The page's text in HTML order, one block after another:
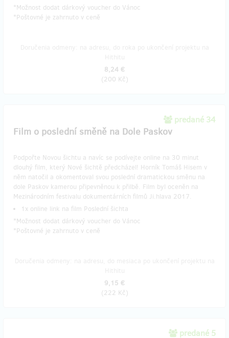
*Možnost dodat dárkový voucher do Vánoc
*Poštovné je zahrnuto v ceně
8,24 €
(200 Kč)
predané 34
Film o poslední směně na Dole Paskov
Podpořte Novou šichtu a navíc se podívejte online na 30 minut
dlouhý film, který Nové šichtě předcházel! Horník Tomáš Hisem v
něm natočil a okomentoval svou poslední dramatickou směnu na
dole Paskov kamerou připevněnou k přilbě. Film byl oceněn na
Mezinárodním festivalu dokumentárních filmů Ji.hlava 2017.
1x online link na film Poslední šichta
*Možnost dodat dárkový voucher do Vánoc
*Poštovné je zahrnuto v ceně
9,15 €
(222 Kč)
predané 5